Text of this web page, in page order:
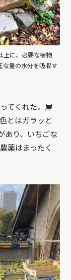
上に、必要な植物
な量の水分を吸収す
てくれた。屋
とはガラッと
あり、いちごな
薬はまったく